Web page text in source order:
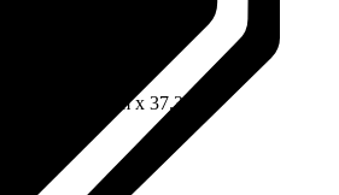
54.5 cm x 81 cm x 37.3 cm